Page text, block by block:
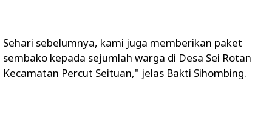
Sehari sebelumnya, kami juga memberikan paket
sembako kepada sejumlah warga di Desa Sei Rotan
Kecamatan Percut Seituan," jelas Bakti Sihombing.